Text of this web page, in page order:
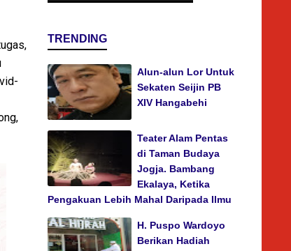
TRENDING
Alun-alun Lor Untuk
Sekaten Seijin PB
XIV Hangabehi
Teater Alam Pentas
di Taman Budaya
Jogja. Bambang
Ekalaya, Ketika
Pengakuan Lebih Mahal Daripada Ilmu
H. Puspo Wardoyo
Berikan Hadiah